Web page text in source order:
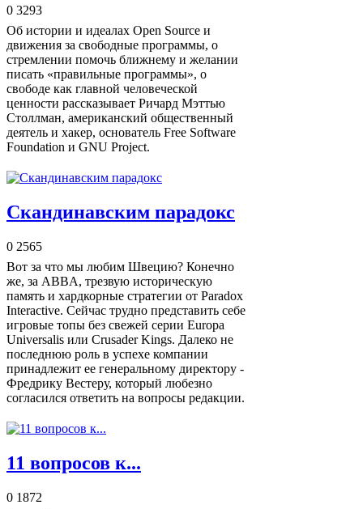
0 3293
Об истории и идеалах Open Source и
движения за свободные программы, о
стремлении помочь ближнему и желании
писать «правильные программы», о
свободе как главной человеческой
ценности рассказывает Ричард Мэттью
Столлман, американский общественный
деятель и хакер, основатель Free Software
Foundation и GNU Project.
Скандинавским парадокс
0 2565
Вот за что мы любим Швецию? Конечно
же, за ABBA, трезвую историческую
память и хардкорные стратегии от Paradox
Interactive. Сейчас трудно представить себе
игровые топы без свежей серии Europa
Universalis или Crusader Kings. Далеко не
последнюю роль в успехе компании
принадлежит ее генеральному директору -
Фредрику Вестеру, который любезно
согласился ответить на вопросы редакции.
11 вопросов к...
0 1872